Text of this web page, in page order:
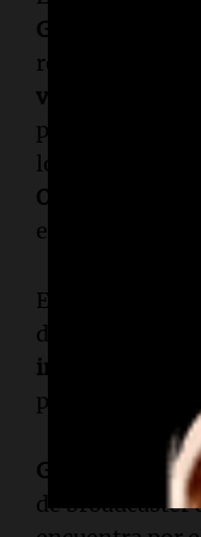
Guillermo Nanni
reproducciones
vistas
; y en el
plataforma. La
los
Onda Cero
emisoras de
En
de audiencia
interanual
principales
Guillermo
de broadcaster